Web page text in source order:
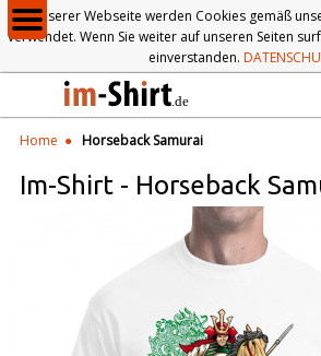
Auf unserer Webseite werden Cookies gemäß
verwendet. Wenn Sie weiter auf unseren Seiten
einverstanden.
Home Horseback Samurai
Im-Shirt - Horseback